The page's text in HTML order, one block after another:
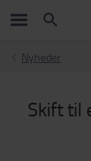
Nyheder
Skift til